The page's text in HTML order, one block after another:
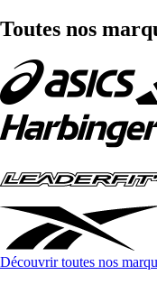
Toutes nos
Découvrir toutes nos